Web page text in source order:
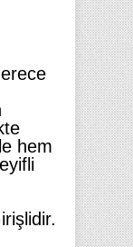
hem